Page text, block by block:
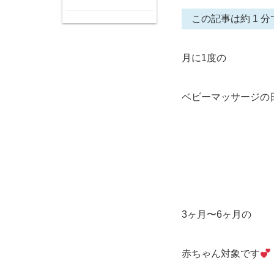
この記事は約 1 分
月に1度の
ベビーマッサージの
3ヶ月〜6ヶ月の
赤ちゃん対象です